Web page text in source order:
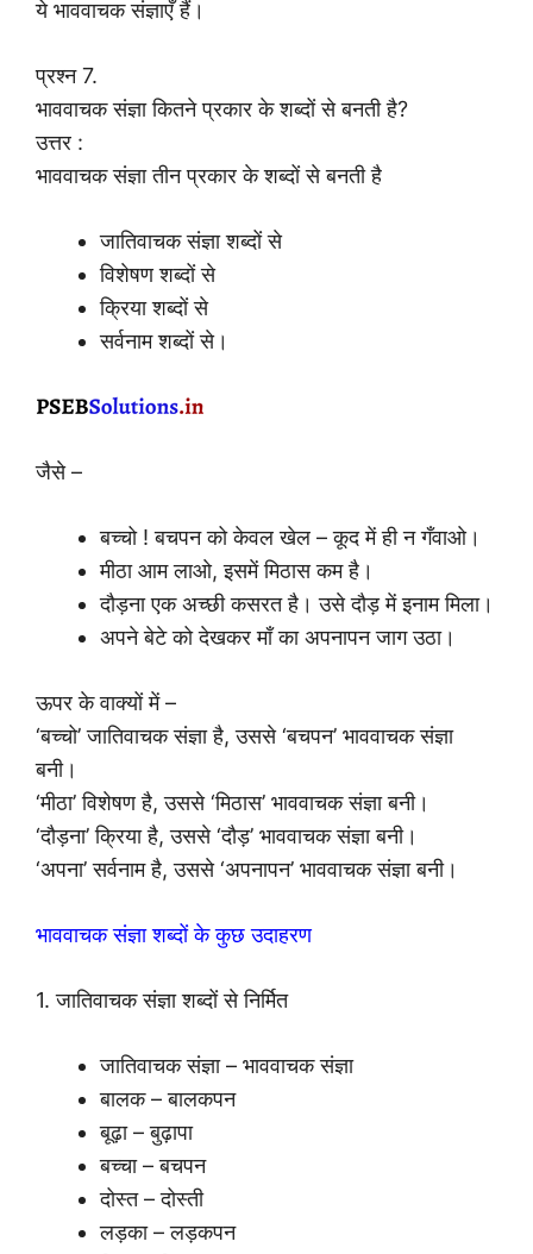
ये भाववाचक संज्ञाएँ हैं।
प्रश्न 7.
भाववाचक संज्ञा कितने प्रकार के शब्दों से बनती है?
उत्तर :
भाववाचक संज्ञा तीन प्रकार के शब्दों से बनती है
जातिवाचक संज्ञा शब्दों से
विशेषण शब्दों से
क्रिया शब्दों से
सर्वनाम शब्दों से।
जैसे –
बच्चो ! बचपन को केवल खेल – कूद में ही न गँवाओ।
मीठा आम लाओ, इसमें मिठास कम है।
दौड़ना एक अच्छी कसरत है। उसे दौड़ में इनाम मिला।
अपने बेटे को देखकर माँ का अपनापन जाग उठा।
ऊपर के वाक्यों में –
‘बच्चो’ जातिवाचक संज्ञा है, उससे ‘बचपन’ भाववाचक संज्ञा
बनी।
‘मीठा’ विशेषण है, उससे ‘मिठास’ भाववाचक संज्ञा बनी।
‘दौड़ना’ क्रिया है, उससे ‘दौड़’ भाववाचक संज्ञा बनी।
‘अपना’ सर्वनाम है, उससे ‘अपनापन’ भाववाचक संज्ञा बनी।
भाववाचक संज्ञा शब्दों के कुछ उदाहरण
1. जातिवाचक संज्ञा शब्दों से निर्मित
जातिवाचक संज्ञा – भाववाचक संज्ञा
बालक – बालकपन
बूढ़ा – बुढ़ापा
बच्चा – बचपन
दोस्त – दोस्ती
लड़का – लड़कपन